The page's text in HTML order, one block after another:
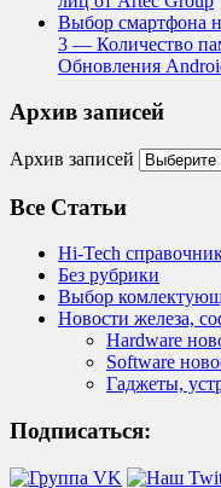
Выбор смартфона
3 — Количество
Обновления
Архив записей
Архив записей
Все Статьи
Hi-Tech
Без рубрики
Выбор
Новости железа,
Hardware
Software
Гаджеты,
Подписаться: